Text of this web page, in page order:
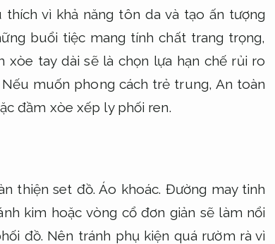
vì khả năng tôn da và tạo ấn tượng
buổi tiệc mang tính chất trang trọng,
xòe tay dài sẽ là chọn lựa hạn chế rủi ro
Nếu muốn phong cách trẻ trung, An toàn
đầm xòe xếp ly phối ren.
thiện set đồ.Áo khoác. Đường may tinh
kim hoặc vòng cổ đơn giản sẽ làm nổi
đồ. Nên tránh phụ kiện quá rườm rà vì